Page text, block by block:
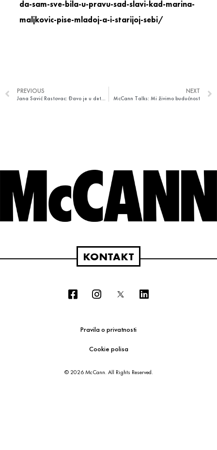
da-sam-sve-bila-u-pravu-sad-slavi-kad-marina-
maljkovic-pise-mladoj-a-i-starijoj-sebi/
PREVIOUS
Jana Savić Rastovac: Đavo je u detaljima
NEXT
McCann Talks: Mi živimo budućnost
KONTAKT
Pravila o privatnosti
Cookie polisa
© 2026 McCann. All Rights Reserved.